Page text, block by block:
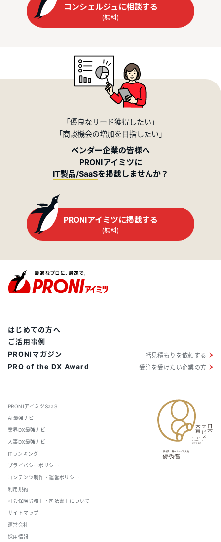
コンシェルジュに相談する
(無料)
「優良なリード獲得したい」
「商談機会の増加を目指したい」
ベンダー企業の皆様へ
PRONIアイミツに
IT製品/SaaSを掲載しませんか？
PRONIアイミツに掲載する
(無料)
PRONIアイミツSaaS
AI最強ナビ
業界DX最強ナビ
人事DX最強ナビ
ITランキング
プライバシーポリシー
コンテンツ制作・運営ポリシー
利用規約
社会保険労務士・司法書士について
サイトマップ
運営会社
採用情報
はじめての方へ
ご活用事例
PRONIマガジン
PRO of the DX Award
一括見積もりを依頼する
受注を受けたい企業の方